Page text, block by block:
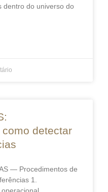
dentro do universo do
detectar
— Procedimentos de
1.
operacional